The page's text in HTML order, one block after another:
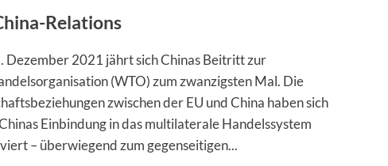
Relations
Dezember 2021 jährt sich Chinas Beitritt zur
(WTO) zum zwanzigsten Mal. Die
zwischen der EU und China haben sich
Einbindung in das multilaterale Handelssystem
– überwiegend zum gegenseitigen...